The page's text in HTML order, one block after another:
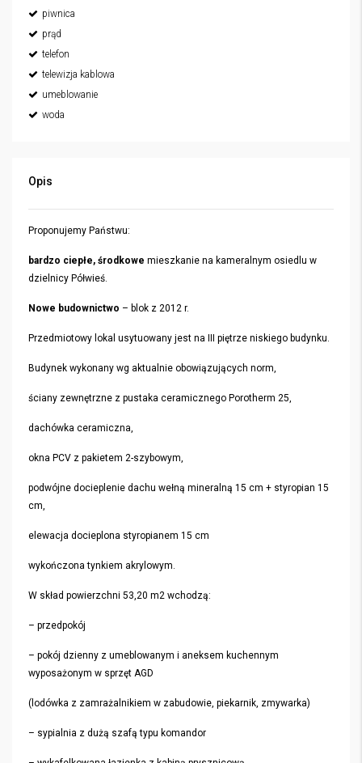
piwnica
prąd
telefon
telewizja kablowa
umeblowanie
woda
Opis
Proponujemy Państwu:
bardzo ciepłe, środkowe mieszkanie na kameralnym osiedlu w
dzielnicy Półwieś.
Nowe budownictwo – blok z 2012 r.
Przedmiotowy lokal usytuowany jest na III piętrze niskiego budynku.
Budynek wykonany wg aktualnie obowiązujących norm,
ściany zewnętrzne z pustaka ceramicznego Porotherm 25,
dachówka ceramiczna,
okna PCV z pakietem 2-szybowym,
podwójne docieplenie dachu wełną mineralną 15 cm + styropian 15
cm,
elewacja docieplona styropianem 15 cm
wykończona tynkiem akrylowym.
W skład powierzchni 53,20 m2 wchodzą:
– przedpokój
– pokój dzienny z umeblowanym i aneksem kuchennym
wyposażonym w sprzęt AGD
(lodówka z zamrażalnikiem w zabudowie, piekarnik, zmywarka)
– sypialnia z dużą szafą typu komandor